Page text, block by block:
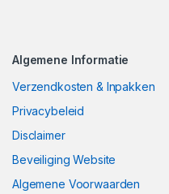
Algemene Informatie
Verzendkosten & Inpakken
Privacybeleid
Disclaimer
Beveiliging Website
Algemene Voorwaarden